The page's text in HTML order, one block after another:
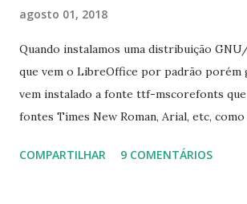
agosto 01, 2018
Quando instalamos uma distribuição
que vem o LibreOffice por padrão porém
vem instalado a fonte ttf-mscorefonts que
fontes Times New Roman, Arial, etc,
a Associação Brasileira de Normas
COMPARTILHAR 9 COMENTÁRIOS